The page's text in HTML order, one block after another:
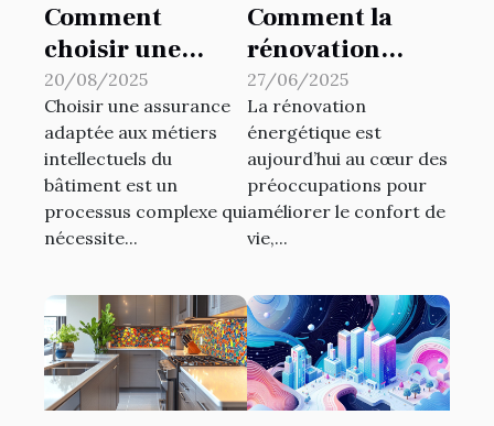
Comment
choisir une
assurance pour
les métiers
intellectuels du
bâtiment ?
20/08/2025
Choisir une assurance
adaptée aux métiers
intellectuels du
bâtiment est un
processus complexe qui
nécessite...
Comment la
rénovation
énergétique
transforme-t-
elle votre
habitat ?
27/06/2025
La rénovation
énergétique est
aujourd’hui au cœur des
préoccupations pour
améliorer le confort de
vie,...